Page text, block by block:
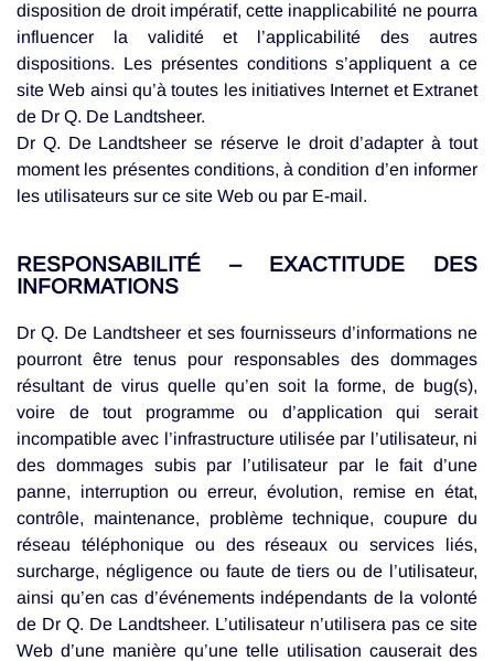
disposition de droit impératif, cette inapplicabilité ne pourra
influencer la validité et l’applicabilité des autres
dispositions. Les présentes conditions s’appliquent a ce
site Web ainsi qu’à toutes les initiatives Internet et Extranet
de Dr Q. De Landtsheer.
Dr Q. De Landtsheer se réserve le droit d’adapter à tout
moment les présentes conditions, à condition d’en informer
les utilisateurs sur ce site Web ou par E-mail.
RESPONSABILITÉ – EXACTITUDE DES
INFORMATIONS
Dr Q. De Landtsheer et ses fournisseurs d’informations ne
pourront être tenus pour responsables des dommages
résultant de virus quelle qu’en soit la forme, de bug(s),
voire de tout programme ou d’application qui serait
incompatible avec l’infrastructure utilisée par l’utilisateur, ni
des dommages subis par l’utilisateur par le fait d’une
panne, interruption ou erreur, évolution, remise en état,
contrôle, maintenance, problème technique, coupure du
réseau téléphonique ou des réseaux ou services liés,
surcharge, négligence ou faute de tiers ou de l’utilisateur,
ainsi qu’en cas d’événements indépendants de la volonté
de Dr Q. De Landtsheer. L’utilisateur n’utilisera pas ce site
Web d’une manière qu’une telle utilisation causerait des